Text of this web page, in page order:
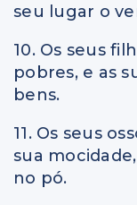
seu lugar o
10. Os seus
pobres, e as
bens.
11. Os seus
sua
no pó.